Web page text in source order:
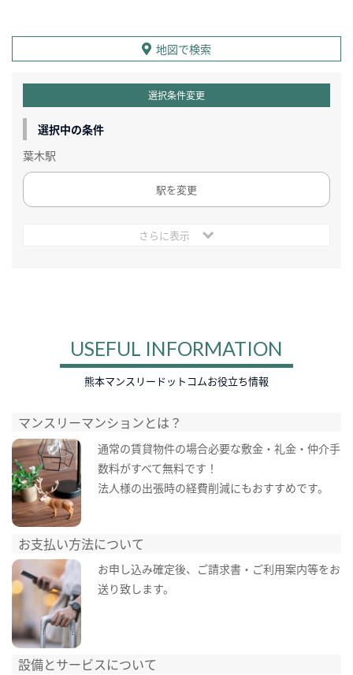
地図で検索
選択条件変更
選択中の条件
葉木駅
駅を変更
さらに表示
USEFUL INFORMATION
熊本マンスリードットコムお役立ち情報
マンスリーマンションとは？
通常の賃貸物件の場合必要な敷金・礼金・仲介手
数料がすべて無料です！
法人様の出張時の経費削減にもおすすめです。
お支払い方法について
お申し込み確定後、ご請求書・ご利用案内等をお
送り致します。
設備とサービスについて